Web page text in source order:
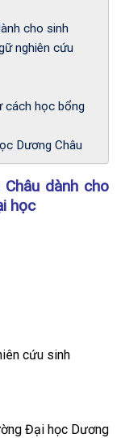
cho sinh
nghiên cứu
cách học bổng
Dương Châu
dành cho
học
cứu sinh
Đại học Dương